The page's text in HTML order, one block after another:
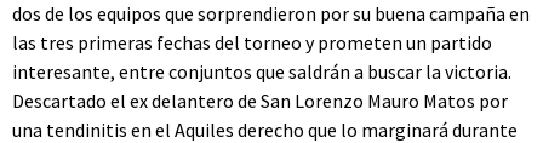
dos de los equipos que sorprendieron por su buena campaña en
las tres primeras fechas del torneo y prometen un partido
interesante, entre conjuntos que saldrán a buscar la victoria.
Descartado el ex delantero de San Lorenzo Mauro Matos por
una tendinitis en el Aquiles derecho que lo marginará durante